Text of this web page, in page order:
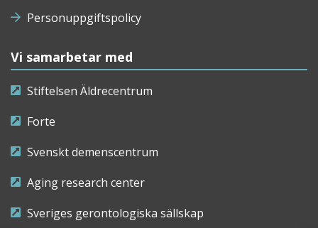
Personuppgiftspolicy
Vi samarbetar med
Stiftelsen Äldrecentrum
Forte
Svenskt demenscentrum
Aging research center
Sveriges gerontologiska sällskap